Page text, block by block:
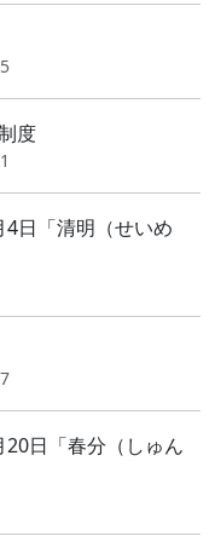
度
日「清明（せいめ
日「春分（しゅん